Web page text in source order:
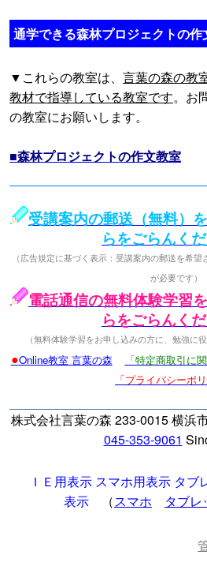
通学できる森林プロジェクトの作
▼これらの教室は、 言葉の森の教
教材で指導している教室です。お
の教室にお願いします。
■森林プロジェクトの作文教室
受講案内の郵送（無料）
らをごらんくだ
（広告規定に基づく表示：受講案内の郵送を希
が必要です）
電話通信の無料体験学習
らをごらんくだ
（無料体験学習をお申し込みの方に、勉強に
●Online教室 言葉の森
「特定商取引に
「プライバシーポ
株式会社言葉の森 233-0015 横浜
045-353-9061
ＩＥ用表示 スマホ用表示 タブ
表示 （スマホ タブレ